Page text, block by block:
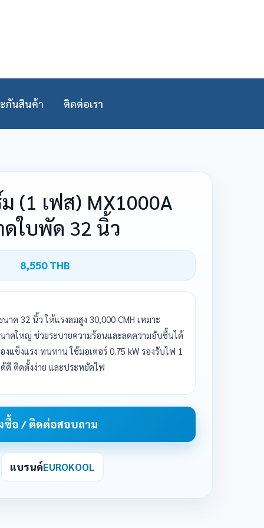
กันสินค้า ติดต่อเรา
(1 เฟส) MX1000A
ใบพัด 32 นิ้ว
8,550 THB
าด 32 นิ้ว ให้แรงลมสูง 30,000 CMH เหมาะ
าดใหญ่ ช่วยระบายความร้อนและลดความอับชื้นได้
แข็งแรง ทนทาน ใช้มอเตอร์ 0.75 kW รองรับไฟ 1
ดี ติดตั้งง่าย และประหยัดไฟ
ซื้อ / ติดต่อสอบถาม
แบรนด์EUROKOOL